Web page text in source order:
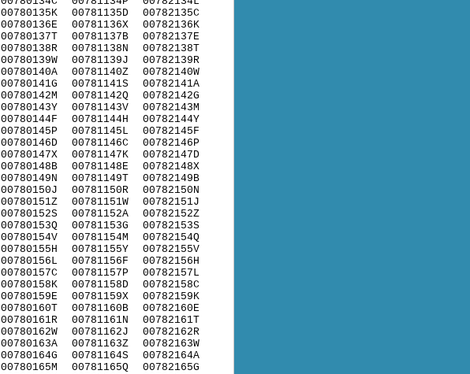
00780135K
00780136E
00780137T
00780138R
00780139W
00780140A
00780141G
00780142M
00780143Y
00780144F
00780145P
00780146D
00780147X
00780148B
00780149N
00780150J
00780151Z
00780152S
00780153Q
00780154V
00780155H
00780156L
00780157C
00780158K
00780159E
00780160T
00780161R
00780162W
00780163A
00780164G
00780165M
00781135D
00781136X
00781137B
00781138N
00781139J
00781140Z
00781141S
00781142Q
00781143V
00781144H
00781145L
00781146C
00781147K
00781148E
00781149T
00781150R
00781151W
00781152A
00781153G
00781154M
00781155Y
00781156F
00781157P
00781158D
00781159X
00781160B
00781161N
00781162J
00781163Z
00781164S
00781165Q
00782135C
00782136K
00782137E
00782138T
00782139R
00782140W
00782141A
00782142G
00782143M
00782144Y
00782145F
00782146P
00782147D
00782148X
00782149B
00782150N
00782151J
00782152Z
00782153S
00782154Q
00782155V
00782156H
00782157L
00782158C
00782159K
00782160E
00782161T
00782162R
00782163W
00782164A
00782165G